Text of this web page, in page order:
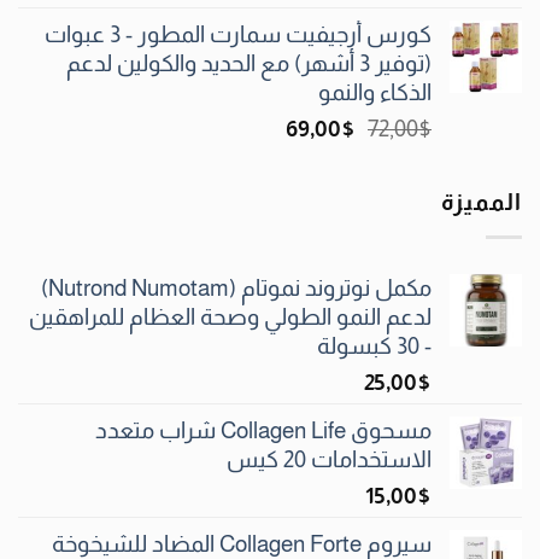
هو:
63٫00$.
هو:
59٫00$.
كورس أرجيفيت سمارت المطور - 3 عبوات
(توفير 3 أشهر) مع الحديد والكولين لدعم
الذكاء والنمو
72٫00$
السعر
69٫00$
السعر
المميزة
مكمل نوتروند نموتام (Nutrond Numotam)
لدعم النمو الطولي وصحة العظام للمراهقين
- 30 كبسولة
25٫00$
مسحوق Collagen Life شراب متعدد
الاستخدامات 20 كيس
15٫00$
سيروم Collagen Forte المضاد للشيخوخة